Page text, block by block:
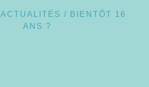
ACTUALITÉS / BIENTÔT 16
ANS ?